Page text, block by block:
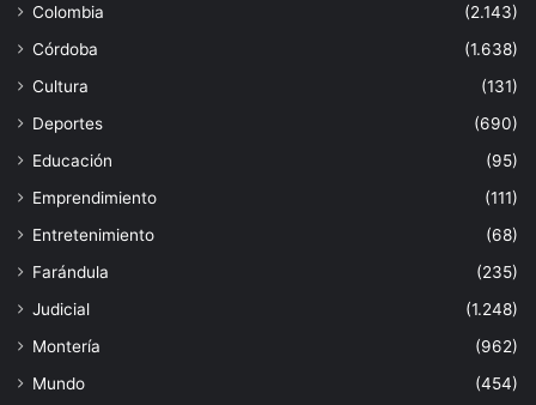
Colombia
(2.143)
Córdoba
(1.638)
Cultura
(131)
Deportes
(690)
Educación
(95)
Emprendimiento
(111)
Entretenimiento
(68)
Farándula
(235)
Judicial
(1.248)
Montería
(962)
Mundo
(454)